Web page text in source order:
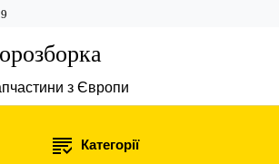
з Європи
Категорії